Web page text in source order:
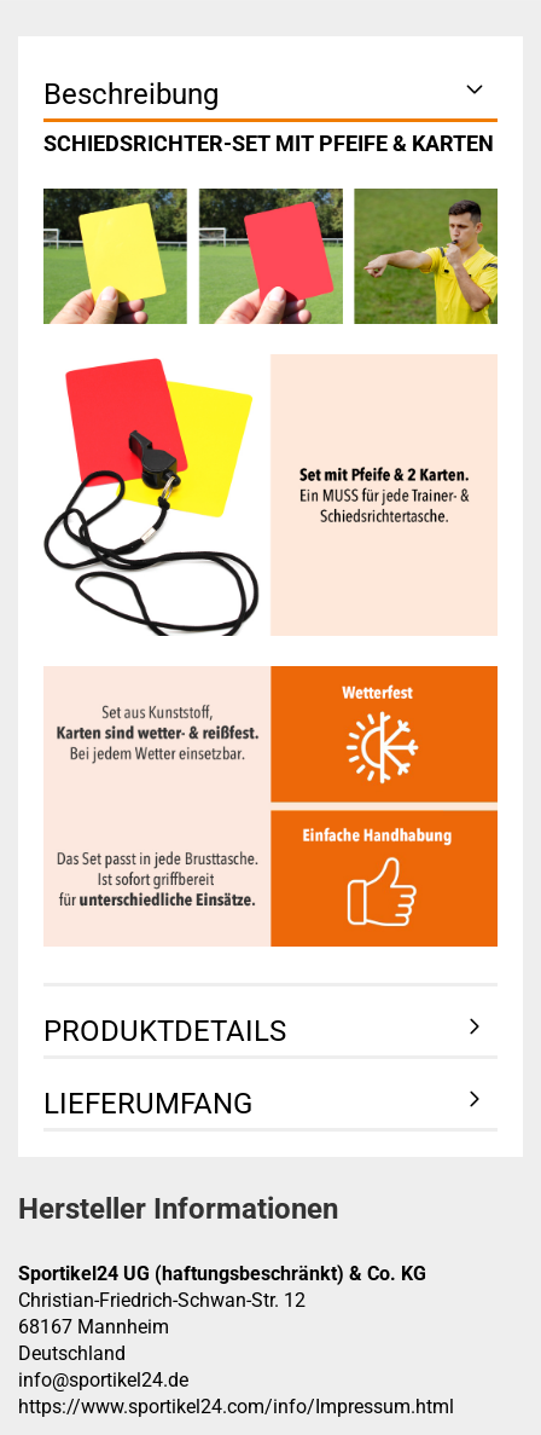
Beschreibung
SCHIEDSRICHTER-SET MIT PFEIFE & KARTEN
PRODUKTDETAILS
LIEFERUMFANG
Hersteller Informationen
Sportikel24 UG (haftungsbeschränkt) & Co. KG
Christian-Friedrich-Schwan-Str. 12
68167 Mannheim
Deutschland
info@sportikel24.de
https://www.sportikel24.com/info/Impressum.html